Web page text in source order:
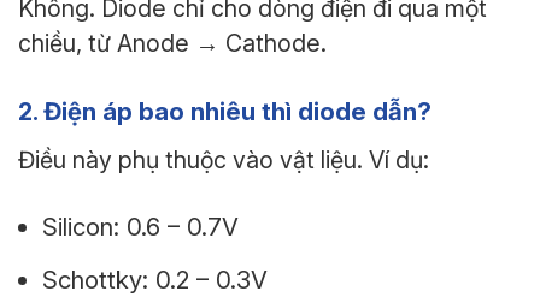
Không. Diode chỉ cho dòng điện đi qua một
chiều, từ Anode → Cathode.
2. Điện áp bao nhiêu thì diode dẫn?
Điều này phụ thuộc vào vật liệu. Ví dụ:
Silicon: 0.6 – 0.7V
Schottky: 0.2 – 0.3V